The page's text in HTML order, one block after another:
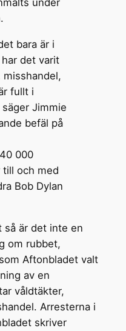
under
bara är i
det varit
fullt i
Jimmie
befäl på
000
till och med
Bob Dylan
så är det inte en
om rubbet,
Aftonbladet valt
av en
våldtäkter,
Arresterna i
skriver